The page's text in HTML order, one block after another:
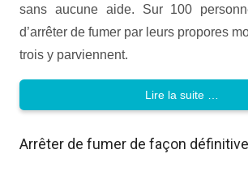
sans aucune aide. Sur 100
d’arrêter de fumer par leurs propores
trois y parviennent.
Lire la suite …
Arrêter de fumer de façon définitive